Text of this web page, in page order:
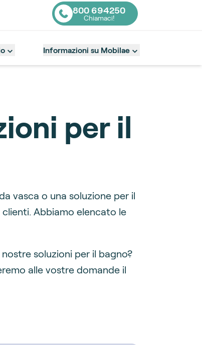
Contact number
800 694250
Chiamaci!
Informazioni su Mobilae
per il
vasca o una soluzione per il
Abbiamo elencato le
soluzioni per il bagno?
alle vostre domande il